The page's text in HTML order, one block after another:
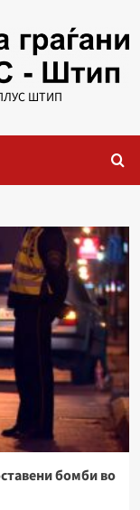
ШТИП
бомби во